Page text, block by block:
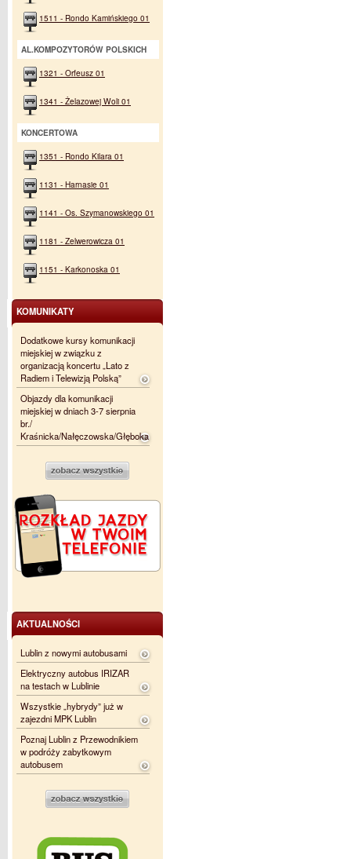
1511 - Rondo Kamińskiego 01
AL.KOMPOZYTORÓW POLSKICH
1321 - Orfeusz 01
1341 - Żelazowej Woli 01
KONCERTOWA
1351 - Rondo Kilara 01
1131 - Harnasie 01
1141 - Os. Szymanowskiego 01
1181 - Zelwerowicza 01
1151 - Karkonoska 01
KOMUNIKATY
Dodatkowe kursy komunikacji
miejskiej w związku z
organizacją koncertu „Lato z
Radiem i Telewizją Polską”
Objazdy dla komunikacji
miejskiej w dniach 3-7 sierpnia
br./
Kraśnicka/Nałęczowska/Głęboka
AKTUALNOŚCI
Lublin z nowymi autobusami
Elektryczny autobus IRIZAR
na testach w Lublinie
Wszystkie „hybrydy” już w
zajezdni MPK Lublin
Poznaj Lublin z Przewodnikiem
w podróży zabytkowym
autobusem